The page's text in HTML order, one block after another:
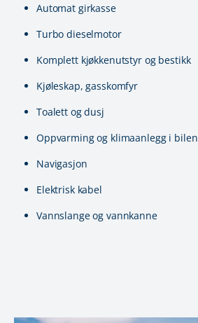
Automat girkasse
Turbo dieselmotor
Komplett kjøkkenutstyr og bestikk
Kjøleskap, gasskomfyr
Toalett og dusj
Oppvarming og klimaanlegg i bilen
Navigasjon
Elektrisk kabel
Vannslange og vannkanne